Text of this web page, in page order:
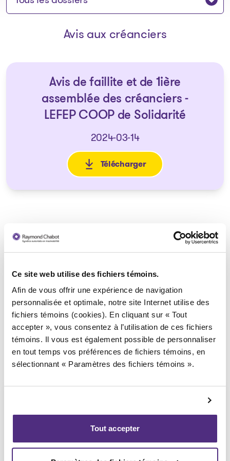
Ce site web utilise des fichiers témoins.
Afin de vous offrir une expérience de navigation
personnalisée et optimale, notre site Internet utilise des
fichiers témoins (cookies). En cliquant sur « Tout
accepter », vous consentez à l’utilisation de ces fichiers
témoins. Il vous est également possible de personnaliser
en tout temps vos préférences de fichiers témoins, en
sélectionnant « Paramètres des fichiers témoins ».
Tout accepter
Avis aux créanciers
Avis de faillite et de 1ière
assemblée des créanciers -
LEFEP COOP de Solidarité
2024-03-14
Télécharger
: Avis de faillite et de 1ière
Syndic responsable du dossier
Étienne Fiset